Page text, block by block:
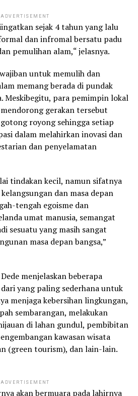
ADVERTISEMENT
sejak 4 tahun yang lalu
dan infromal bersatu padu
pemulihan alam,“ jelasnya.
untuk memulih dan
memang berada di pundak
Meskibegitu, para pemimpin lokal
gerakan tersebut
royong sehingga setiap
dalam melahirkan inovasi dan
dan penyelamatan
tindakan kecil, namun sifatnya
dan masa depan
tengah egoisme dan
umat manusia, semangat
sesuatu yang masih sangat
masa depan bangsa,”
menjelaskan beberapa
yang paling sederhana untuk
menjaga kebersihan lingkungan,
sembarangan, melakukan
di lahan gundul, pembibitan
kawasan wisata
(green tourism), dan lain-lain.
ADVERTISEMENT
akan bermuara pada lahirnya